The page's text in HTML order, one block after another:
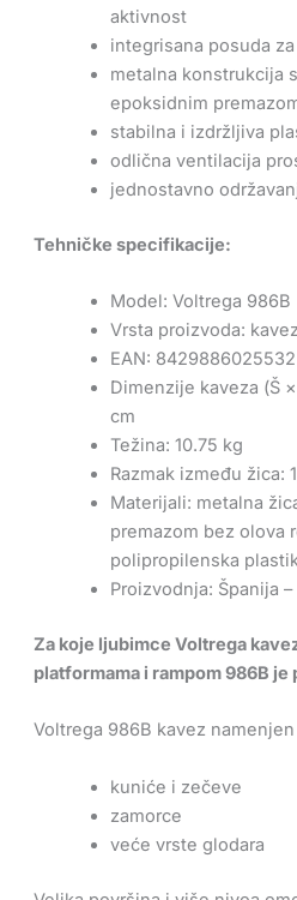
aktivnost
integrisana posuda
metalna konstrukcija
epoksidnim
stabilna i izdržljiva
odlična ventilacija
jednostavno
Tehničke specifikacije:
Model: Voltrega 986B
Vrsta proizvoda:
EAN: 8429886025532
Dimenzije kaveza (Š
cm
Težina: 10.75 kg
Razmak između žica:
Materijali: metalna
premazom bez olova
polipropilenska
Proizvodnja: Španija
Za koje ljubimce Voltrega
platformama i rampom 986B je
Voltrega 986B kavez
kuniće i zečeve
zamorce
veće vrste glodara